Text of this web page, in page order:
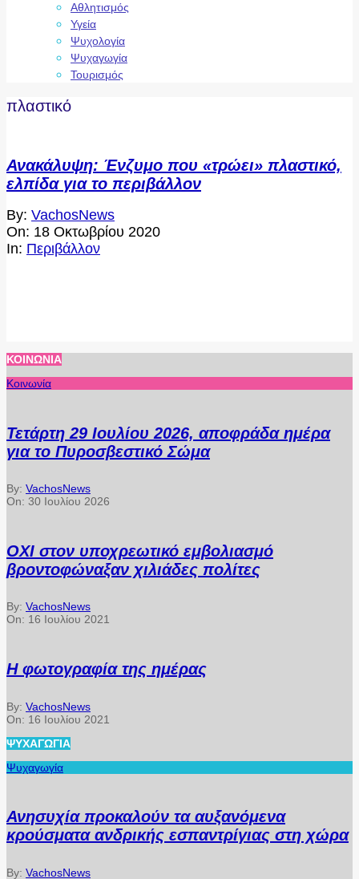
Αθλητισμός
Υγεία
Ψυχολογία
Ψυχαγωγία
Τουρισμός
πλαστικό
Ανακάλυψη: Ένζυμο που «τρώει» πλαστικό,
ελπίδα για το περιβάλλον
2020-
10-
18
By: VachosNews
On: 18 Οκτωβρίου 2020
In: Περιβάλλον
ΚΟΙΝΩΝΊΑ
Κοινωνία
Τετάρτη 29 Ιουλίου 2026, αποφράδα ημέρα
για το Πυροσβεστικό Σώμα
By: VachosNews
On: 30 Ιουλίου 2026
ΟΧΙ στον υποχρεωτικό εμβολιασμό
βροντοφώναξαν χιλιάδες πολίτες
By: VachosNews
On: 16 Ιουλίου 2021
Η φωτογραφία της ημέρας
By: VachosNews
On: 16 Ιουλίου 2021
ΨΥΧΑΓΩΓΊΑ
Ψυχαγωγία
Ανησυχία προκαλούν τα αυξανόμενα
κρούσματα ανδρικής εσπαντρίγιας στη χώρα
By: VachosNews